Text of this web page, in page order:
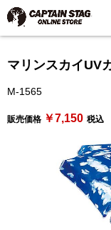
マリンスカイUV
M-1565
販売価格 ￥7,150 税込